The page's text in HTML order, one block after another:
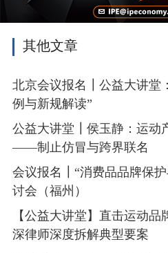
其他文章
北京会议报名┃公益大讲堂
例与新规解读”
公益大讲堂┃侯玉静：运动
——制止仿冒与跨界联名
会议报名┃“消费品品牌保
讨会（福州）
【公益大讲堂】直击运动品
深律师深度拆解典型要案